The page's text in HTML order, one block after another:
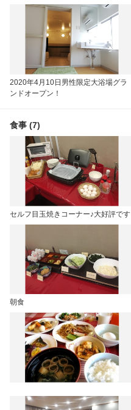
2020年4月10日男性限定大浴場グラ
ンドオープン！
食事 (7)
セルフ目玉焼きコーナー♪大好評です
朝食